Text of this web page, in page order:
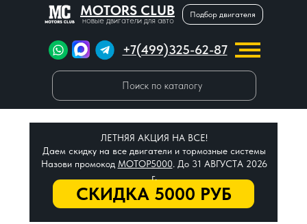
MOTORS CLUB
новые двигатели для авто
Подбор двигателя
+7(499)325-62-87
Поиск по каталогу
СКИДКА 5000 РУБ
ЛЕТНЯЯ АКЦИЯ НА ВСЕ!
Даем скидку на все двигатели и тормозные системы
Назови промокод МОТОР5000. До 31 АВГУСТА 2026
г.